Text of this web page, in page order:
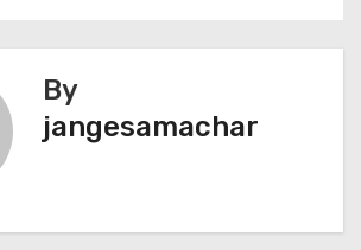
By
jangesamachar